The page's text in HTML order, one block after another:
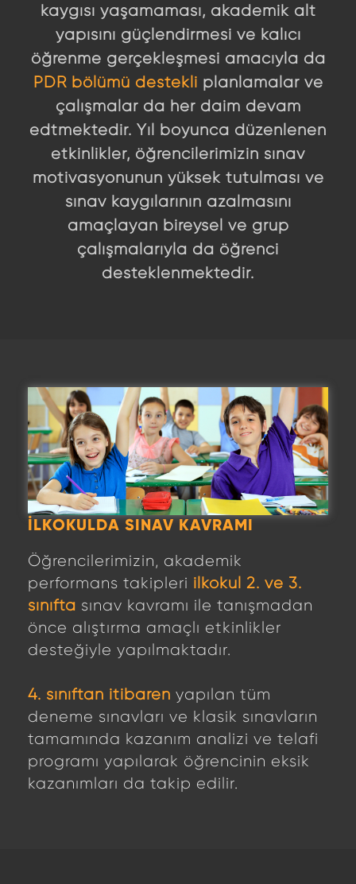
kaygısı yaşamaması, akademik alt
yapısını güçlendirmesi ve kalıcı
öğrenme gerçekleşmesi amacıyla da
PDR bölümü destekli planlamalar ve
çalışmalar da her daim devam
edtmektedir. Yıl boyunca düzenlenen
etkinlikler, öğrencilerimizin sınav
motivasyonunun yüksek tutulması ve
sınav kaygılarının azalmasını
amaçlayan bireysel ve grup
çalışmalarıyla da öğrenci
desteklenmektedir.
İLKOKULDA SINAV KAVRAMI
Öğrencilerimizin, akademik
performans takipleri ilkokul 2. ve 3.
sınıfta sınav kavramı ile tanışmadan
önce alıştırma amaçlı etkinlikler
desteğiyle yapılmaktadır.
4. sınıftan itibaren yapılan tüm
deneme sınavları ve klasik sınavların
tamamında kazanım analizi ve telafi
programı yapılarak öğrencinin eksik
kazanımları da takip edilir.